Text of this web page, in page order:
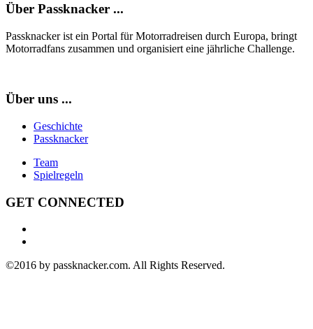
Über Passknacker ...
Passknacker ist ein Portal für Motorradreisen durch Europa, bringt
Motorradfans zusammen und organisiert eine jährliche Challenge.
Über uns ...
Geschichte
Passknacker
Team
Spielregeln
GET CONNECTED
©2016 by passknacker.com. All Rights Reserved.